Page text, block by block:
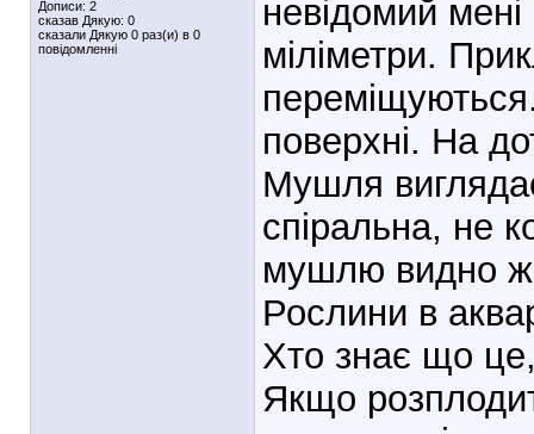
Дописи: 2
сказав Дякую: 0
сказали Дякую 0 раз(и) в 0
повідомленні
невідомий
міліметри.
поверхні. На
Мушля
спіральна, не
мушлю видно
Рослини в
Хто знає що
Якщо